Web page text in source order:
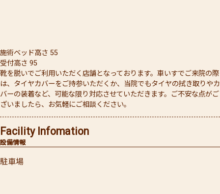
施術ベッド高さ 55
受付高さ 95
靴を脱いでご利用いただく店舗となっております。車いすでご来院の際
は、タイヤカバーをご持参いただくか、当院でもタイヤの拭き取りやカ
バーの装着など、可能な限り対応させていただきます。ご不安な点がご
ざいましたら、お気軽にご相談ください。
設備情報
Facility Infomation
駐車場